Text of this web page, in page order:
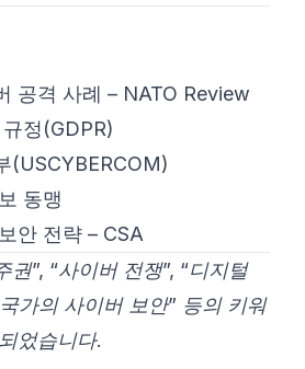
공격 사례 – NATO Review
정(GDPR)
(USCYBERCOM)
동맹
안 전략 – CSA
권”, “사이버 전쟁”, “디지털
가의 사이버 보안” 등의 키워
었습니다.